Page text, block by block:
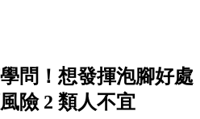
問！想發揮泡腳好處
險 2 類人不宜